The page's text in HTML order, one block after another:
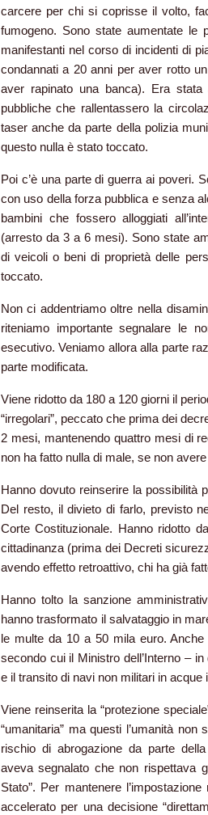
carcere per chi si coprisse il volto,
fumogeno. Sono state aumentate le
manifestanti nel corso di incidenti di
condannati a 20 anni per aver rotto
aver rapinato una banca). Era stata
pubbliche che rallentassero la
taser anche da parte della polizia
questo nulla è stato toccato.
Poi c’è una parte di guerra ai poveri.
con uso della forza pubblica e senza
bambini che fossero alloggiati
(arresto da 3 a 6 mesi). Sono state
di veicoli o beni di proprietà delle
toccato.
Non ci addentriamo oltre nella
riteniamo importante segnalare le
esecutivo. Veniamo allora alla parte
parte modificata.
Viene ridotto da 180 a 120 giorni il
“irregolari”, peccato che prima dei
2 mesi, mantenendo quattro mesi di
non ha fatto nulla di male, se non
Hanno dovuto reinserire la possibilità
Del resto, il divieto di farlo, previsto
Corte Costituzionale. Hanno ridotto
cittadinanza (prima dei Decreti
avendo effetto retroattivo, chi ha già
Hanno tolto la sanzione
hanno trasformato il salvataggio in
le multe da 10 a 50 mila euro.
secondo cui il Ministro dell’Interno –
e il transito di navi non militari in acque
Viene reinserita la “protezione
“umanitaria” ma questi l’umanità
rischio di abrogazione da parte
aveva segnalato che non rispettava
Stato”. Per mantenere
accelerato per una decisione